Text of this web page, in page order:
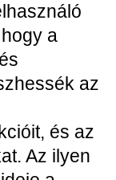
a
az
és az
Az ilyen